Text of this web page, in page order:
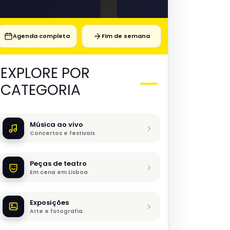
Agenda completa Fim de semana
EXPLORE POR
CATEGORIA
Música ao vivo
Concertos e festivais
Peças de teatro
Em cena em Lisboa
Exposições
Arte e fotografia